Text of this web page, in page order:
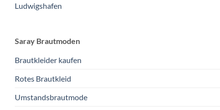
Ludwigshafen
Saray Brautmoden
Brautkleider kaufen
Rotes Brautkleid
Umstandsbrautmode